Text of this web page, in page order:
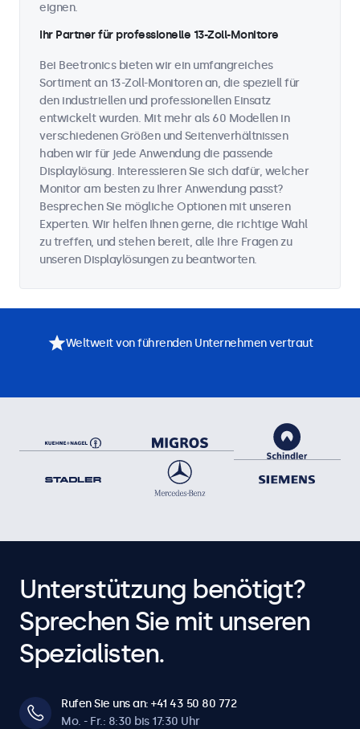
eignen.
Ihr Partner für professionelle 13-Zoll-Monitore
Bei Beetronics bieten wir ein umfangreiches
Sortiment an 13-Zoll-Monitoren an, die speziell für
den industriellen und professionellen Einsatz
entwickelt wurden. Mit mehr als 60 Modellen in
verschiedenen Größen und Seitenverhältnissen
haben wir für jede Anwendung die passende
Displaylösung. Interessieren Sie sich dafür, welcher
Monitor am besten zu Ihrer Anwendung passt?
Besprechen Sie mögliche Optionen mit unseren
Experten. Wir helfen Ihnen gerne, die richtige Wahl
zu treffen, und stehen bereit, alle Ihre Fragen zu
unseren Displaylösungen zu beantworten.
Weltweit von führenden Unternehmen vertraut
Unterstützung benötigt?
Sprechen Sie mit unseren
Spezialisten.
Rufen Sie uns an: +41 43 50 80 772
Mo. - Fr.: 8:30 bis 17:30 Uhr